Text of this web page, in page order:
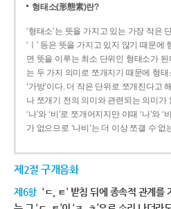
형태소(形態素)란?
‘형태소’는 뜻을 가지고 있는 가장 작은
‘ㅣ’ 등은 뜻을 가지고 있지 않기 때문에
면 뜻을 이루는 최소 단위인 형태소가 된
는 두 가지 의미로 쪼개지기 때문에 형태
‘가방’이다. 더 작은 단위로 쪼개진다고
나 쪼개기 전의 의미와 관련되는 의미가
‘나’와 ‘비’로 쪼개어지지만 이때 ‘나’와 ‘
가 없으므로 ‘나비’는 더 이상 쪼갤 수
제2절 구개음화
제6항 ‘ㄷ, ㅌ’ 받침 뒤에 종속적 관계를